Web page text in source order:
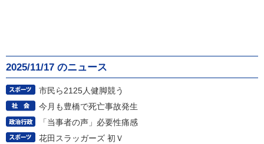
2025/11/17 のニュース
市民ら2125人健脚競う
今月も豊橋で死亡事故発生
「当事者の声」必要性痛感
花田スラッガーズ 初Ｖ